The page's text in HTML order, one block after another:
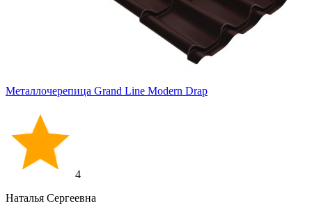
Металлочерепица Grand Line Modern Drap
4
Наталья Сергеевна